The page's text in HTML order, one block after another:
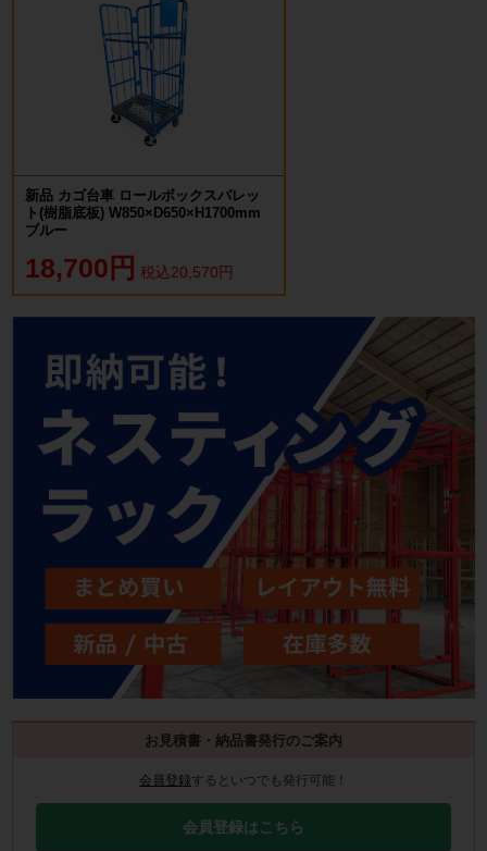
新品 カゴ台車 ロールボックスパレッ
ト(樹脂底板) W850×D650×H1700mm
ブルー
18,700円 税込20,570円
お見積書・納品書発行のご案内
会員登録するといつでも発行可能！
会員登録はこちら